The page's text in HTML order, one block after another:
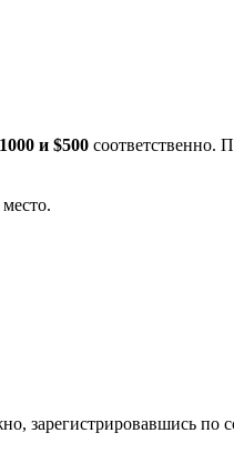
и $500 соответственно.
место.
зарегистрировавшись по